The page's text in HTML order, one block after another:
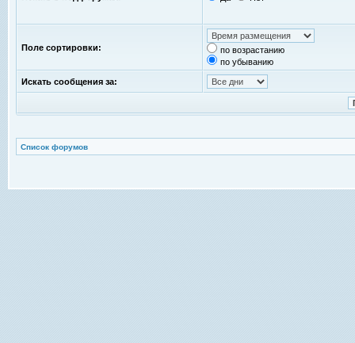
Поле сортировки:
по возрастанию
по убыванию
Искать сообщения за:
Список форумов